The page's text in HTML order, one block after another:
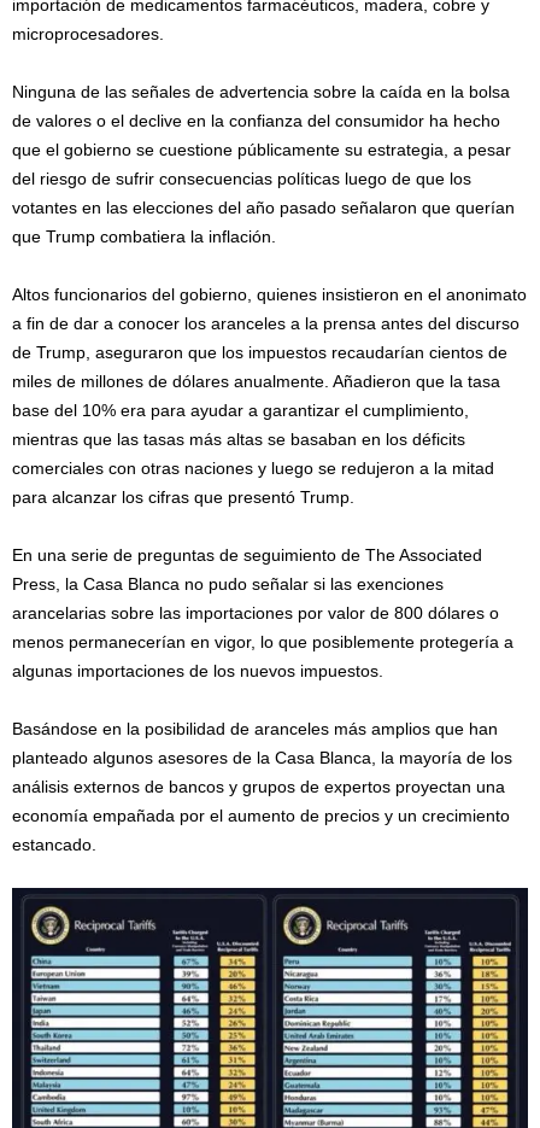
importación de medicamentos farmacéuticos, madera, cobre y
microprocesadores.
Ninguna de las señales de advertencia sobre la caída en la bolsa
de valores o el declive en la confianza del consumidor ha hecho
que el gobierno se cuestione públicamente su estrategia, a pesar
del riesgo de sufrir consecuencias políticas luego de que los
votantes en las elecciones del año pasado señalaron que querían
que Trump combatiera la inflación.
Altos funcionarios del gobierno, quienes insistieron en el anonimato
a fin de dar a conocer los aranceles a la prensa antes del discurso
de Trump, aseguraron que los impuestos recaudarían cientos de
miles de millones de dólares anualmente. Añadieron que la tasa
base del 10% era para ayudar a garantizar el cumplimiento,
mientras que las tasas más altas se basaban en los déficits
comerciales con otras naciones y luego se redujeron a la mitad
para alcanzar los cifras que presentó Trump.
En una serie de preguntas de seguimiento de The Associated
Press, la Casa Blanca no pudo señalar si las exenciones
arancelarias sobre las importaciones por valor de 800 dólares o
menos permanecerían en vigor, lo que posiblemente protegería a
algunas importaciones de los nuevos impuestos.
Basándose en la posibilidad de aranceles más amplios que han
planteado algunos asesores de la Casa Blanca, la mayoría de los
análisis externos de bancos y grupos de expertos proyectan una
economía empañada por el aumento de precios y un crecimiento
estancado.